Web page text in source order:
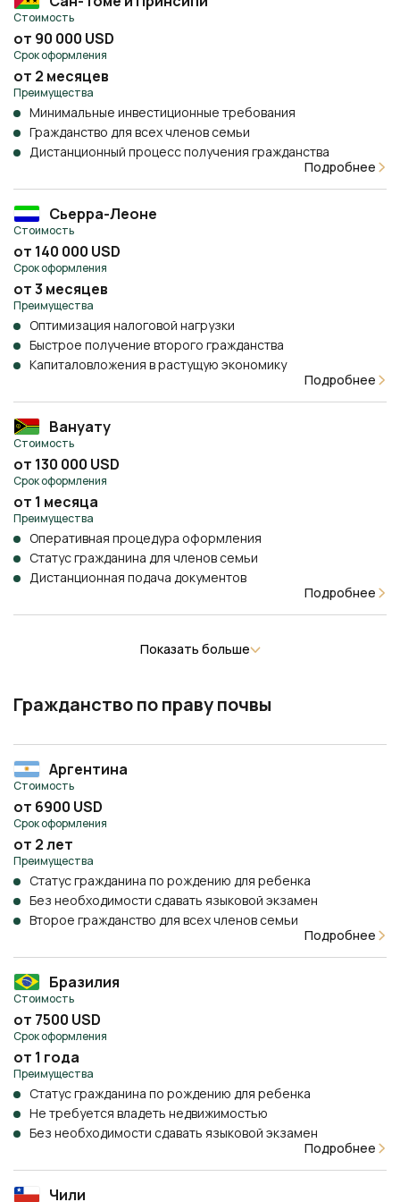
Стоимость
от 90 000 USD
Срок оформления
от 2 месяцев
Преимущества
Минимальные инвестиционные требования
Гражданство для всех членов семьи
Дистанционный процесс получения гражданства
Подробнее
Сьерра-Леоне
Стоимость
от 140 000 USD
Срок оформления
от 3 месяцев
Преимущества
Оптимизация налоговой нагрузки
Быстрое получение второго гражданства
Капиталовложения в растущую экономику
Подробнее
Вануату
Стоимость
от 130 000 USD
Срок оформления
от 1 месяца
Преимущества
Оперативная процедура оформления
Статус гражданина для членов семьи
Дистанционная подача документов
Подробнее
Показать больше
Гражданство по праву почвы
Аргентина
Стоимость
от 6900 USD
Срок оформления
от 2 лет
Преимущества
Статус гражданина по рождению для ребенка
Без необходимости сдавать языковой экзамен
Второе гражданство для всех членов семьи
Подробнее
Бразилия
Стоимость
от 7500 USD
Срок оформления
от 1 года
Преимущества
Статус гражданина по рождению для ребенка
Не требуется владеть недвижимостью
Без необходимости сдавать языковой экзамен
Подробнее
Чили